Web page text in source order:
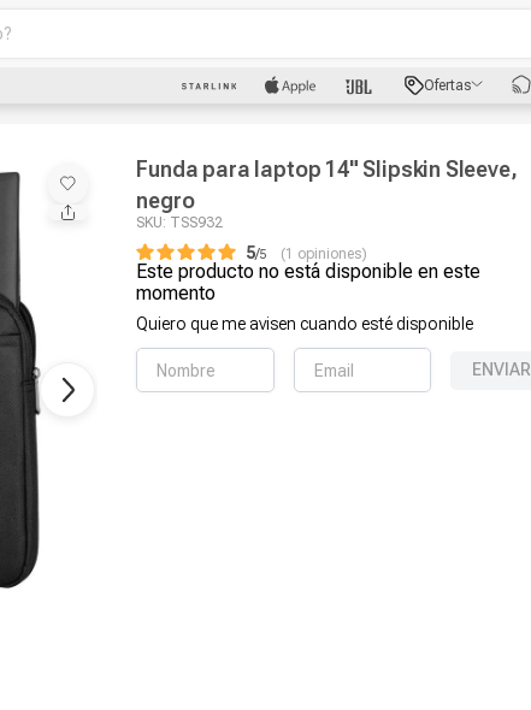
Ofertas
Funda para laptop 14" Slipskin Sleeve,
negro
SKU: TSS932
5/ 1 opiniones
Este producto no está disponible en este
momento
Quiero que me avisen cuando esté disponible
ENVIAR